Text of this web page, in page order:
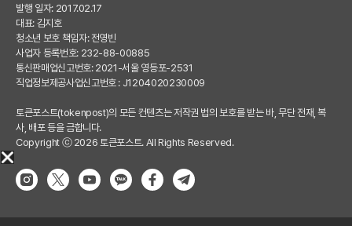
발행 일자: 2017.02.17
대표: 김지호
청소년 보호 책임자: 전영빈
사업자 등록번호: 232-88-00885
통신판매업신고번호: 2021-서울 영등포-2531
직업정보제공사업신고번호 : J1204020230009
토큰포스트(tokenpost)의 모든 컨텐츠는 저작권 법의 보호를 받는 바, 무단 전재, 복
사, 배포 등을 금합니다.
Copyright ⓒ 2026 토큰포스트. All Rights Reserved.